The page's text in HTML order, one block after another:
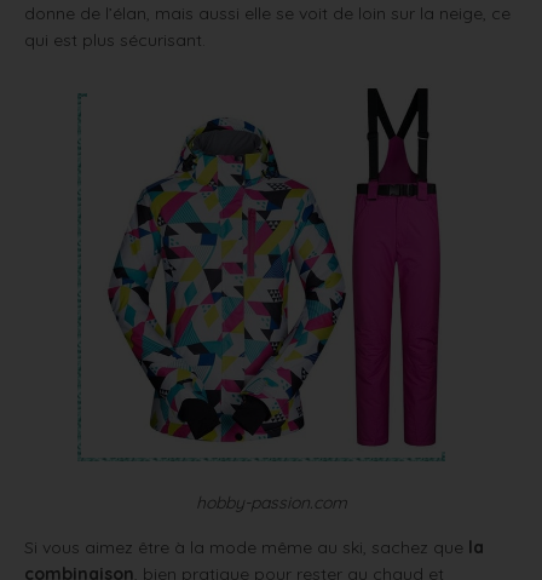
donne de l’élan, mais aussi elle se voit de loin sur la neige, ce
qui est plus sécurisant.
hobby-passion.com
Si vous aimez être à la mode même au ski, sachez que la
combinaison , bien pratique pour rester au chaud et